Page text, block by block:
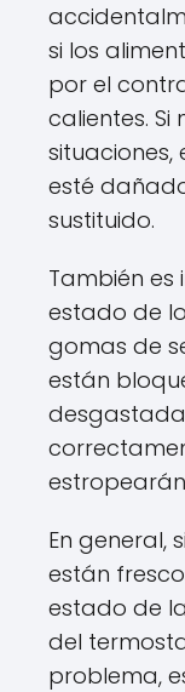
si los
por el
calientes.
esté
sustituido.
También
estado de
gomas de
están
En general,
están
estado de
del
problema,